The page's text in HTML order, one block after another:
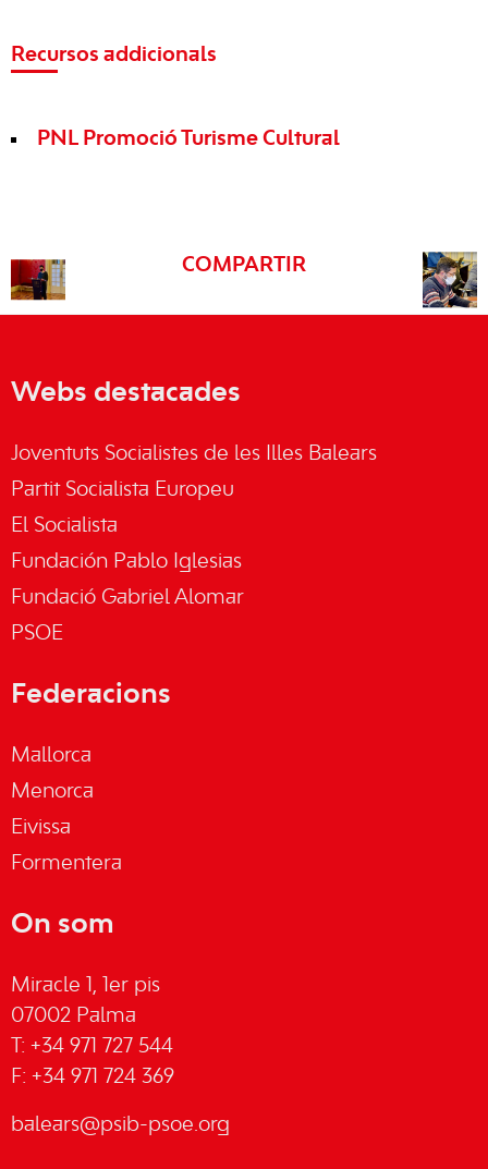
Recursos addicionals
PNL Promoció Turisme Cultural
COMPARTIR
Webs destacades
Joventuts Socialistes de les Illes Balears
Partit Socialista Europeu
El Socialista
Fundación Pablo Iglesias
Fundació Gabriel Alomar
PSOE
Federacions
Mallorca
Menorca
Eivissa
Formentera
On som
Miracle 1, 1er pis
07002 Palma
T: +34 971 727 544
F: +34 971 724 369
balears@psib-psoe.org